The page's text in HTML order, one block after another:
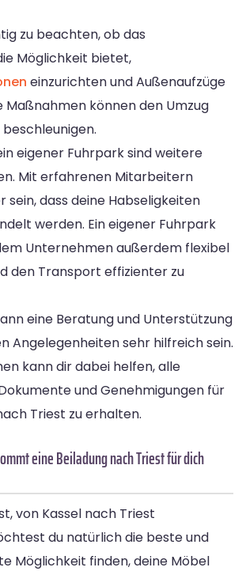
zu beachten, ob das
Möglichkeit bietet,
einzurichten und Außenaufzüge
Maßnahmen können den Umzug
eigener Fuhrpark sind weitere
Mit erfahrenen Mitarbeitern
sein, dass deine Habseligkeiten
werden. Ein eigener Fuhrpark
Unternehmen außerdem flexibel
den Transport effizienter zu
eine Beratung und Unterstützung
Angelegenheiten sehr hilfreich sein.
kann dir dabei helfen, alle
und Genehmigungen für
Triest zu erhalten.
eine Beiladung nach Triest für dich
von Kassel nach Triest
du natürlich die beste und
Möglichkeit finden, deine Möbel